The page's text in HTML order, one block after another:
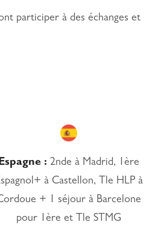
participer à des échanges et
: 2nde à Madrid, 1ère
à Castellon, Tle HLP à
+ 1 séjour à Barcelone
pour 1ère et Tle STMG